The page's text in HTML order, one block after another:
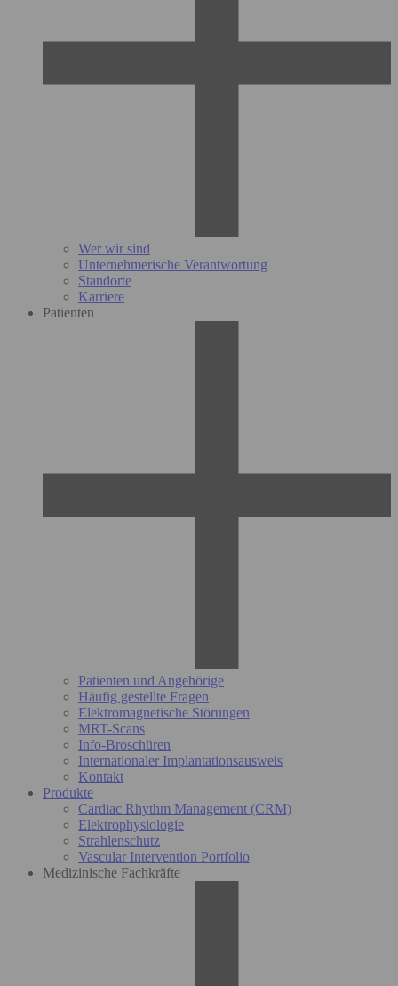
Wer wir sind
Unternehmerische Verantwortung
Standorte
Karriere
Patienten
Patienten und Angehörige
Häufig gestellte Fragen
Elektromagnetische Störungen
MRT-Scans
Info-Broschüren
Internationaler Implantationsausweis
Kontakt
Produkte
Cardiac Rhythm Management (CRM)
Elektrophysiologie
Strahlenschutz
Vascular Intervention Portfolio
Medizinische Fachkräfte